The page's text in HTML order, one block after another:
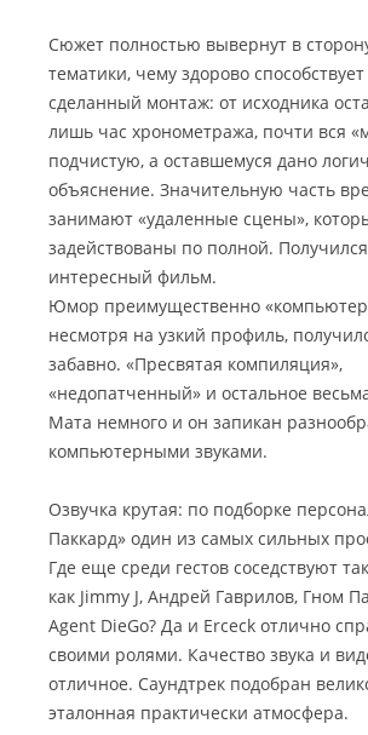
Сюжет полностью вывернут в
тематики, чему здорово способствует
сделанный монтаж: от исходника
лишь час хронометража, почти вся
подчистую, а оставшемуся дано
объяснение. Значительную часть
занимают «удаленные сцены»,
задействованы по полной.
интересный фильм.
Юмор преимущественно
несмотря на узкий профиль,
забавно. «Пресвятая компиляция»,
«недопатченный» и остальное
Мата немного и он запикан
компьютерными звуками.
Озвучка крутая: по подборке
Паккард» один из самых сильных
Где еще среди гестов соседствуют
как Jimmy J, Андрей Гаврилов, Гном
Agent DieGo? Да и Erceck отлично
своими ролями. Качество звука и
отличное. Саундтрек подобран
эталонная практически атмосфера.